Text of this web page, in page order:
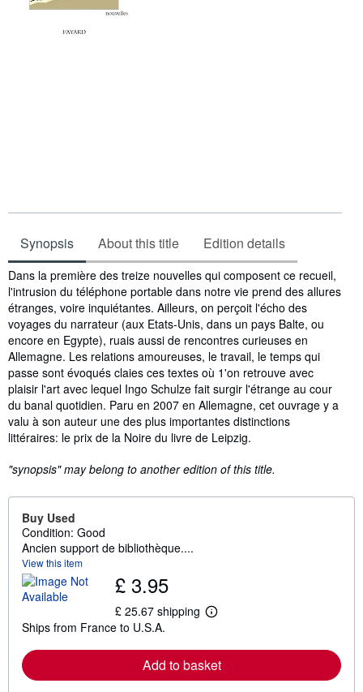
Synopsis About this title Edition details
Synopsis
Dans la première des treize nouvelles qui composent ce recueil,
l'intrusion du téléphone portable dans notre vie prend des allures
étranges, voire inquiétantes. Ailleurs, on perçoit l'écho des
voyages du narrateur (aux Etats-Unis, dans un pays Balte, ou
encore en Egypte), ruais aussi de rencontres curieuses en
Allemagne. Les relations amoureuses, le travail, le temps qui
passe sont évoqués claies ces textes où 1'on retrouve avec
plaisir l'art avec lequel Ingo Schulze fait surgir l'étrange au cour
du banal quotidien. Paru en 2007 en Allemagne, cet ouvrage y a
valu à son auteur une des plus importantes distinctions
littéraires: le prix de la Noire du livre de Leipzig.
"synopsis" may belong to another edition of this title.
Buy Used
Condition: Good
Ancien support de bibliothèque....
View this item
£ 3.95
£ 25.67 shipping
L
r
n
Ships from France to U.S.A.
Add to basket